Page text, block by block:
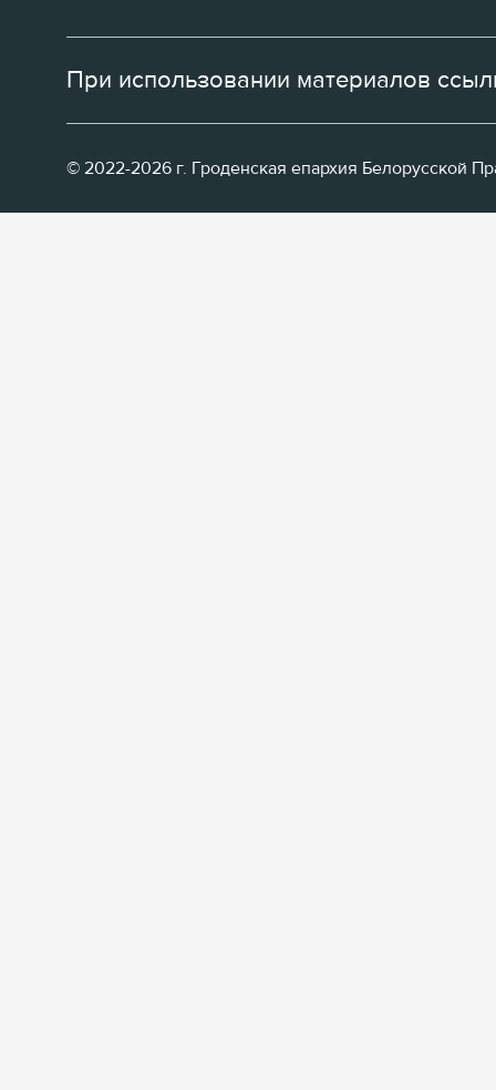
При использовании материалов
© 2022-2026 г. Гроденская епархия Белорусской